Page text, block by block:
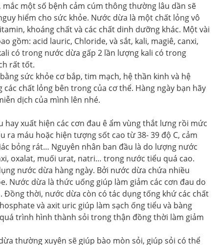
một số bệnh cảm cúm thông thường lâu dần sẽ
hiểm cho sức khỏe. Nước dừa là một chất lỏng vô
khoáng chất và các chất dinh dưỡng khác. Một vài
gồm: acid lauric, Chloride, và sắt, kali, magiê, canxi,
có trong nước dừa gấp 2 lần lượng kali có trong
rất tốt.
sức khỏe cơ bắp, tim mạch, hệ thần kinh và hệ
chất lỏng bên trong của cơ thể. Hàng ngày bạn hãy
dịch của mình lên nhé.
hay xuất hiện các cơn đau ê ẩm vùng thắt lưng rồi mức
ra máu hoặc hiện tượng sốt cao từ 38- 39 độ C, cảm
bỏng rát… Nguyên nhân ban đầu là do lượng nước
oxalat, muối urat, natri… trong nước tiểu quá cao.
nước dừa hàng ngày. Bởi nước dừa chứa nhiều
Nước dừa là thức uống giúp làm giảm các cơn đau do
thời, nước dừa còn có tác dụng tống khứ các chất
và axit uric giúp làm sạch ống tiểu và bàng
trình hình thành sỏi trong thận đồng thời làm giảm
thường xuyên sẽ giúp bào mòn sỏi, giúp sỏi có thể